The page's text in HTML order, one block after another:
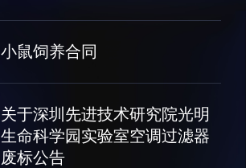
财务资产处
教育处
党群工作处
小鼠饲养合同
关于深圳先进技术研究院光明
生命科学园实验室空调过滤器
废标公告